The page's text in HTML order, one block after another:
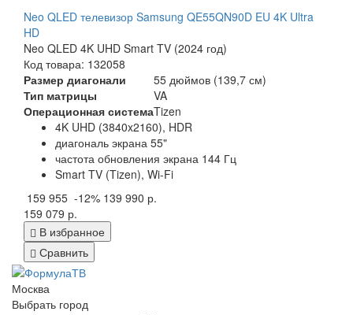
Neo QLED телевизор Samsung QE55QN90D EU 4K Ultra
HD
Neo QLED 4K UHD Smart TV (2024 год)
Код товара: 132058
Размер диагонали
55 дюймов (139,7 см)
Тип матрицы
VA
Операционная системаTizen
4K UHD (3840x2160), HDR
диагональ экрана 55"
частота обновления экрана 144 Гц
Smart TV (Tizen), Wi-Fi
159 955 -12% 139 990 р.
159 079 р.
В избранное
Сравнить
Москва
Выбрать город